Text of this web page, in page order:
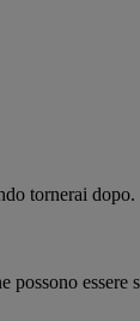
tornerai dopo.
essere